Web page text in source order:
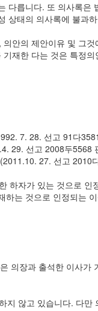
릅니다. 또 의사록
상태의 의사록에 불과
안의 제안이유 및 그
재한 다는 것은 특정
7. 28. 선고 91다
29. 선고 2008두
27. 선고 2010
자가 있는 것으로
는 것으로 인정되는
의장과 출석한 이사
않고 있습니다. 다